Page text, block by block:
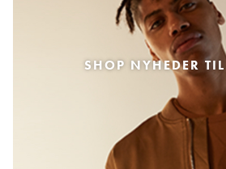
SHOP NYHEDER